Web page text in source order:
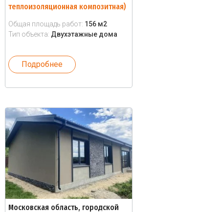
теплоизоляционная композитная)
Общая площадь работ: 156 м2
Тип объекта: Двухэтажные дома
Подробнее
Московская область, городской